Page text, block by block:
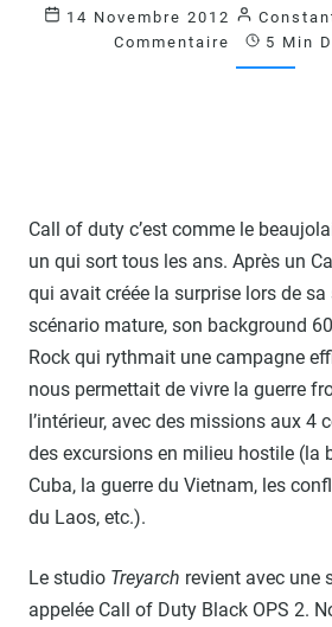
OPS
2
:
14 Novembre 2012
Commentaire
5 Min
Call of duty c’est comme le
un qui sort tous les ans. Après un
qui avait créée la surprise lors de sa
scénario mature, son background
Rock qui rythmait une campagne
nous permettait de vivre la guerre
l’intérieur, avec des missions aux 4
des excursions en milieu hostile (la
Cuba, la guerre du Vietnam, les
du Laos, etc.).
Le studio Treyarch revient avec une
appelée Call of Duty Black OPS 2.